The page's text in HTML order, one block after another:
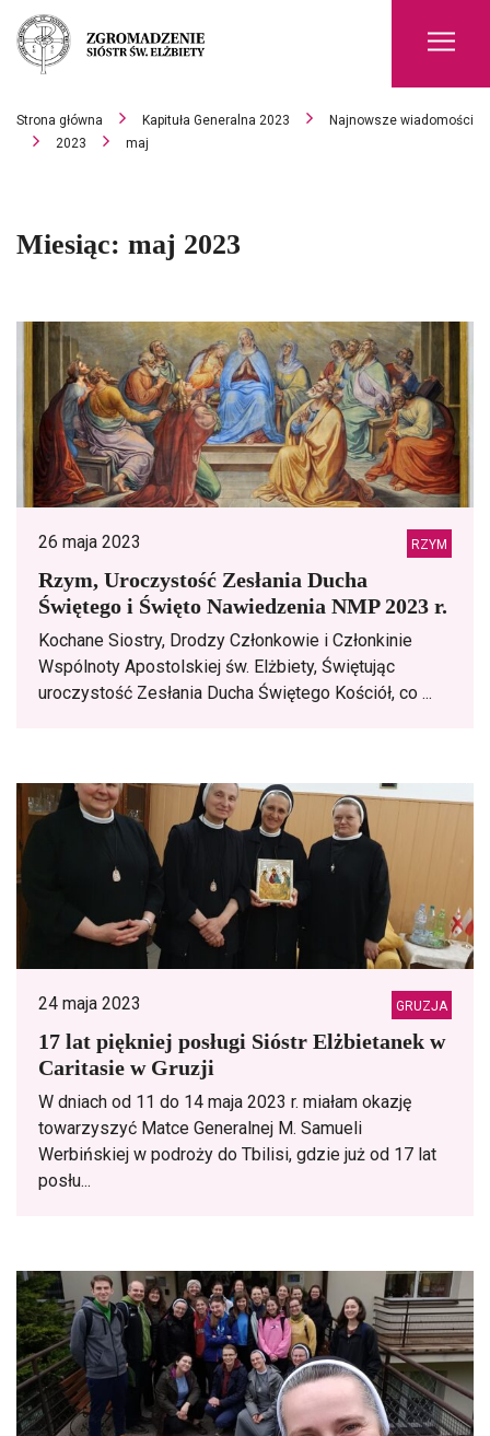
Strona główna Kapituła Generalna 2023
Najnowsze wiadomości
2023
maj
Miesiąc: maj 2023
26 maja 2023 RZYM
Rzym, Uroczystość Zesłania Ducha
Świętego i Święto Nawiedzenia NMP 2023 r.
Kochane Siostry, Drodzy Członkowie i Członkinie
Wspólnoty Apostolskiej św. Elżbiety, Świętując
uroczystość Zesłania Ducha Świętego Kościół, co ...
24 maja 2023 GRUZJA
17 lat piękniej posługi Sióstr Elżbietanek w
Caritasie w Gruzji
W dniach od 11 do 14 maja 2023 r. miałam okazję
towarzyszyć Matce Generalnej M. Samueli
Werbińskiej w podroży do Tbilisi, gdzie już od 17 lat
posłu...